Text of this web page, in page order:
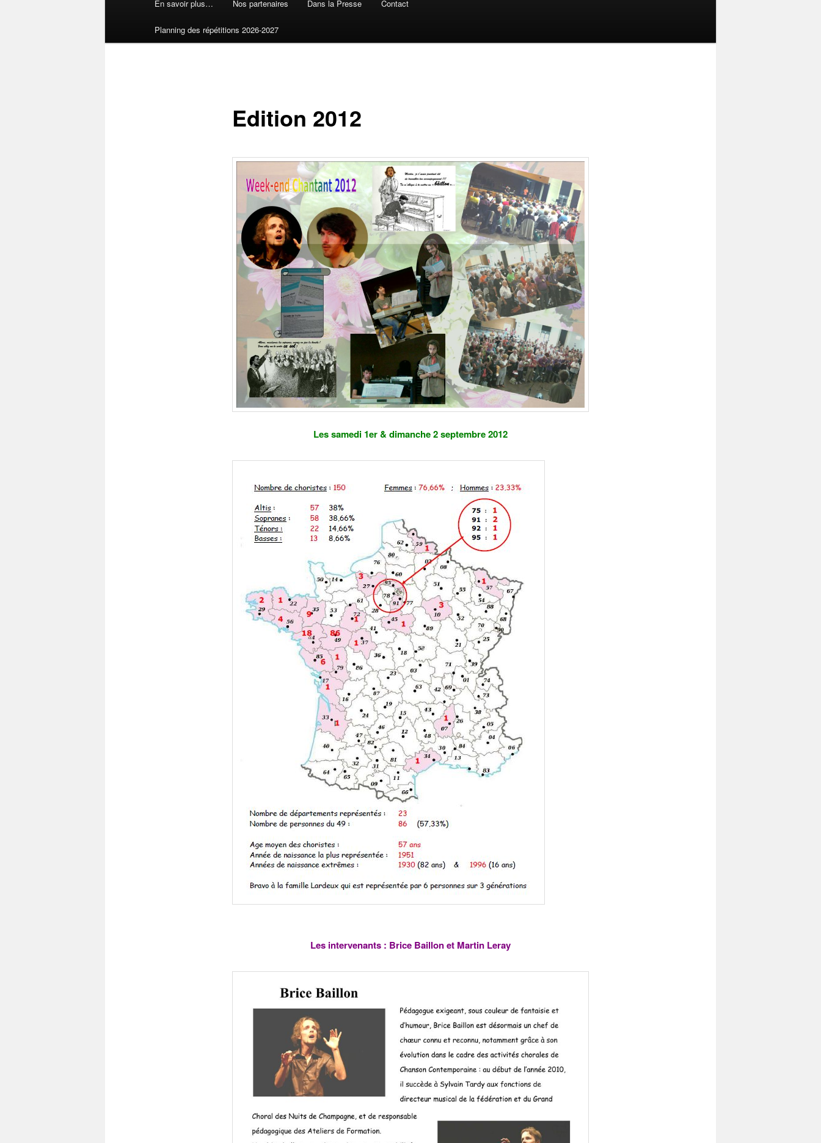
En savoir plus… Nos partenaires Dans la Presse Contact
Planning des répétitions 2026-2027
Edition 2012
Les samedi 1er & dimanche 2 septembre 2012
Les intervenants : Brice Baillon et Martin Leray